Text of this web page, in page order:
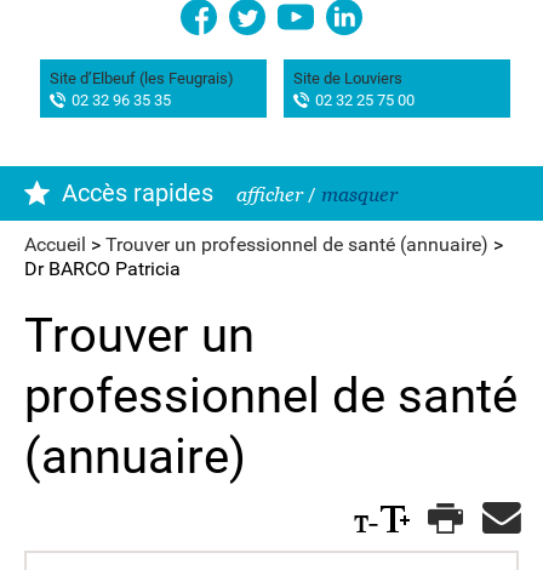
Site d’Elbeuf (les Feugrais)
02 32 96 35 35
Site de Louviers
02 32 25 75 00
Accès rapides afficher/ masquer
Association AIMES
Hôpital de Bourg-Achard Pierre Hurabielle
Accueil > Trouver un professionnel de santé (annuaire) >
Dr BARCO Patricia
Trouver un
professionnel de santé
(annuaire)